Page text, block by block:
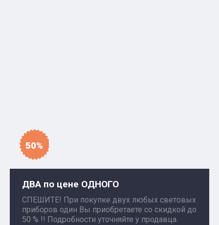
50%
ДВА по цене ОДНОГО
СПЕШИТЕ! При покупке двух любых световых
приборов один Вы приобретаете со скидкой до
50 % !! Подробности уточняйте у продавца.